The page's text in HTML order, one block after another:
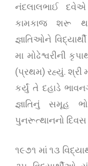
નંદલાલભાઈ
કામકાજ શરૂ
જ્ઞાતિઓને
મા મોઢેશ્વરીની
(પ્રથમ) રહ્યું. શ્રી
કર્યું તે દહાડે
જ્ઞાતિનું સમૂહ
પુનરૂત્થાનનો દિવસ
૧૯૭૧ માં ૧૩